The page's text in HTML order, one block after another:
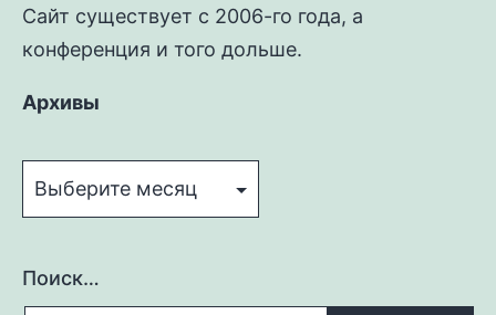
Сайт существует с 2006-го года, а
конференция и того дольше.
Архивы
Поиск…